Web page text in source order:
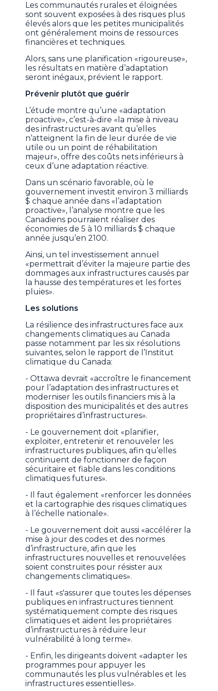
Les communautés rurales et éloignées
sont souvent exposées à des risques plus
élevés alors que les petites municipalités
ont généralement moins de ressources
financières et techniques.
Alors, sans une planification «rigoureuse»,
les résultats en matière d’adaptation
seront inégaux, prévient le rapport.
Prévenir plutôt que guérir
L’étude montre qu’une «adaptation
proactive», c’est-à-dire «la mise à niveau
des infrastructures avant qu’elles
n’atteignent la fin de leur durée de vie
utile ou un point de réhabilitation
majeur», offre des coûts nets inférieurs à
ceux d’une adaptation réactive.
Dans un scénario favorable, où le
gouvernement investit environ 3 milliards
$ chaque année dans «l’adaptation
proactive», l’analyse montre que les
Canadiens pourraient réaliser des
économies de 5 à 10 milliards $ chaque
année jusqu’en 2100.
Ainsi, un tel investissement annuel
«permettrait d’éviter la majeure partie des
dommages aux infrastructures causés par
la hausse des températures et les fortes
pluies».
Les solutions
La résilience des infrastructures face aux
changements climatiques au Canada
passe notamment par les six résolutions
suivantes, selon le rapport de l’Institut
climatique du Canada:
- Ottawa devrait «accroître le financement
pour l’adaptation des infrastructures et
moderniser les outils financiers mis à la
disposition des municipalités et des autres
propriétaires d’infrastructures».
- Le gouvernement doit «planifier,
exploiter, entretenir et renouveler les
infrastructures publiques, afin qu’elles
continuent de fonctionner de façon
sécuritaire et fiable dans les conditions
climatiques futures».
- Il faut également «renforcer les données
et la cartographie des risques climatiques
à l’échelle nationale».
- Le gouvernement doit aussi «accélérer la
mise à jour des codes et des normes
d’infrastructure, afin que les
infrastructures nouvelles et renouvelées
soient construites pour résister aux
changements climatiques».
- Il faut «s'assurer que toutes les dépenses
publiques en infrastructures tiennent
systématiquement compte des risques
climatiques et aident les propriétaires
d’infrastructures à réduire leur
vulnérabilité à long terme».
- Enfin, les dirigeants doivent «adapter les
programmes pour appuyer les
communautés les plus vulnérables et les
infrastructures essentielles».